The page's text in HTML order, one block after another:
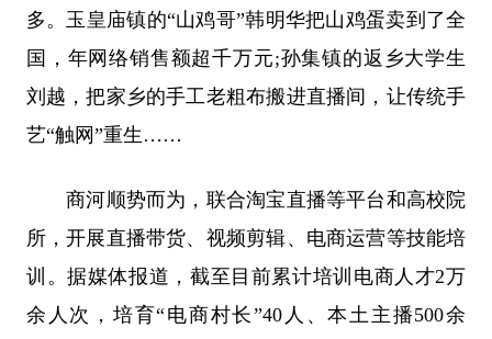
多。玉皇庙镇的“山鸡哥”韩明华把山鸡蛋卖到了全
国，年网络销售额超千万元;孙集镇的返乡大学生
刘越，把家乡的手工老粗布搬进直播间，让传统手
艺“触网”重生……
商河顺势而为，联合淘宝直播等平台和高校院
所，开展直播带货、视频剪辑、电商运营等技能培
训。据媒体报道，截至目前累计培训电商人才2万
余人次，培育“电商村长”40人、本土主播500余